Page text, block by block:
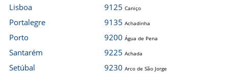
Lisboa
Portalegre
Porto
Santarém
Setúbal
9125 Caniço
9135 Achadinha
9200 Água de Pena
9225 Achada
9230 Arco de São Jorge